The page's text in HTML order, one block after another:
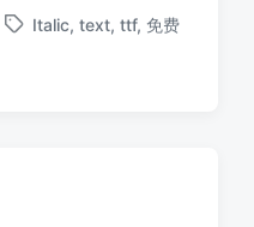
标
Italic, text, ttf, 免费